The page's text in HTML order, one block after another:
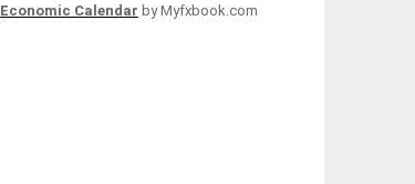
Economic Calendar by Myfxbook.com